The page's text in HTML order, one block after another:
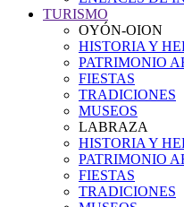
TURISMO
OYÓN-OION
HISTORIA Y
PATRIMONIO
FIESTAS
TRADICIONES
MUSEOS
LABRAZA
HISTORIA Y
PATRIMONIO
FIESTAS
TRADICIONES